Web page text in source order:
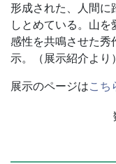
形成された、人間に
しとめている。山
感性を共鳴させた秀
示。（展示紹介より）
展示のページはこち